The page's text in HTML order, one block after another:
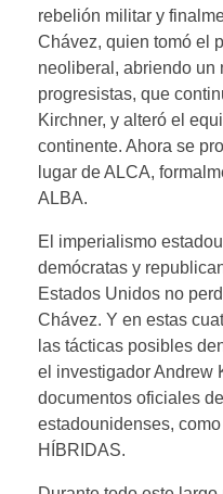
rebelión militar y
Chávez, quien tomó el
neoliberal, abriendo un
progresistas, que
Kirchner, y alteró el
continente. Ahora se
lugar de ALCA,
ALBA.
El imperialismo
demócratas y
Estados Unidos no
Chávez. Y en estas
las tácticas posibles
el investigador Andrew
documentos oficiales
estadounidenses,
HÍBRIDAS.